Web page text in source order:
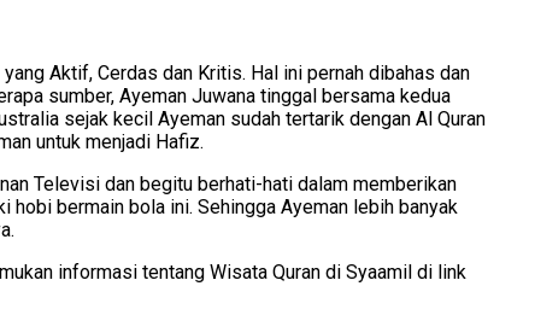
Aktif, Cerdas dan Kritis. Hal ini pernah dibahas dan
sumber, Ayeman Juwana tinggal bersama kedua
sejak kecil Ayeman sudah tertarik dengan Al Quran
untuk menjadi Hafiz.
Televisi dan begitu berhati-hati dalam memberikan
bermain bola ini. Sehingga Ayeman lebih banyak
informasi tentang Wisata Quran di Syaamil di link